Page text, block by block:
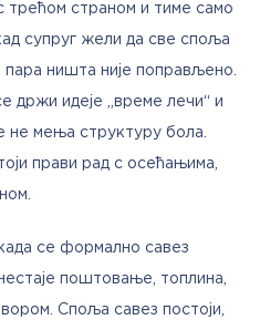
трећом страном и тиме само
супруг жели да све споља
пара ништа није поправљено.
држи идеје „време лечи“ и
не мења структуру бола.
прави рад с осећањима,
када се формално савез
поштовање, топлина,
Споља савез постоји,